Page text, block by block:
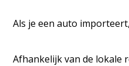
Als je een auto
Afhankelijk van de lokale